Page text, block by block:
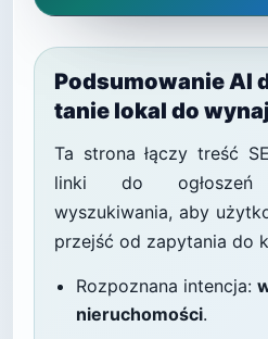
Podsumowanie AI
tanie lokal do
Ta strona łączy treść
linki do
wyszukiwania, aby
przejść od zapytania do
Rozpoznana intencja:
nieruchomości.